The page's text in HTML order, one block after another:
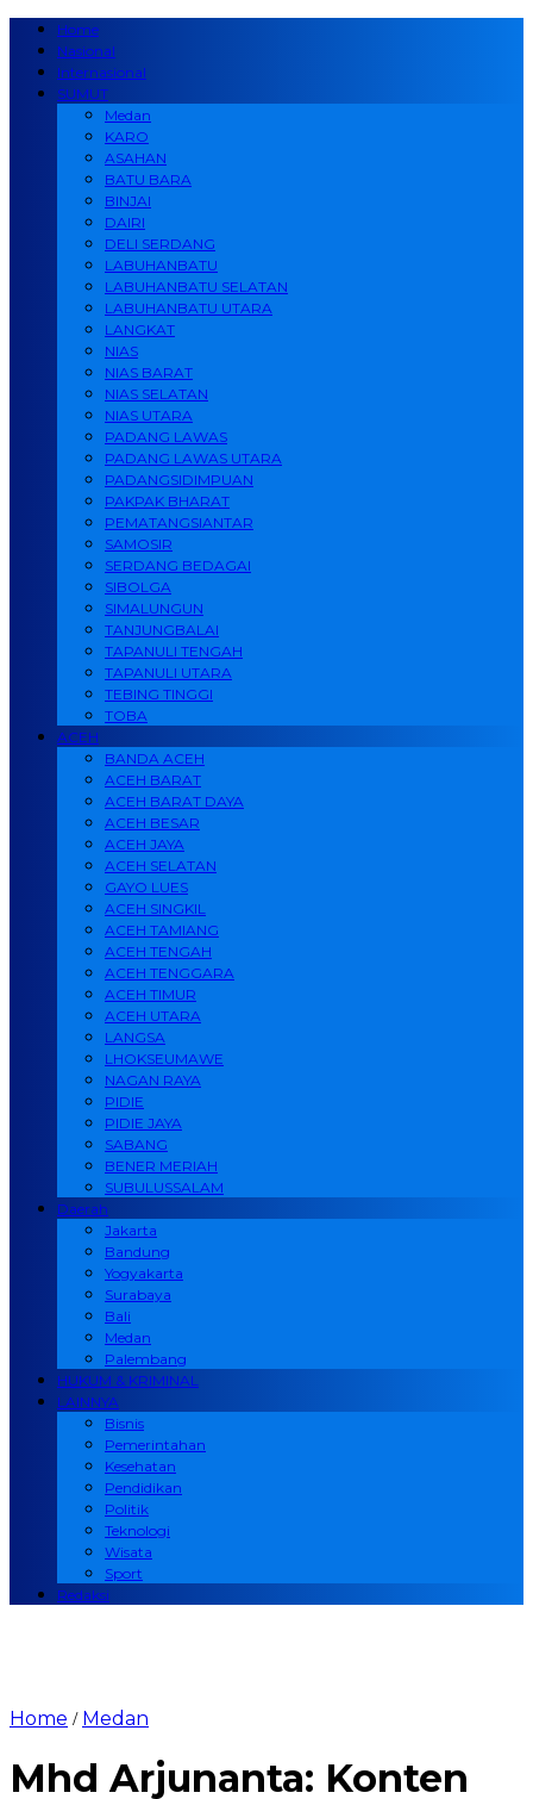
Home
Nasional
Internasional
SUMUT
Medan
KARO
ASAHAN
BATU BARA
BINJAI
DAIRI
DELI SERDANG
LABUHANBATU
LABUHANBATU SELATAN
LABUHANBATU UTARA
LANGKAT
NIAS
NIAS BARAT
NIAS SELATAN
NIAS UTARA
PADANG LAWAS
PADANG LAWAS UTARA
PADANGSIDIMPUAN
PAKPAK BHARAT
PEMATANGSIANTAR
SAMOSIR
SERDANG BEDAGAI
SIBOLGA
SIMALUNGUN
TANJUNGBALAI
TAPANULI TENGAH
TAPANULI UTARA
TEBING TINGGI
TOBA
ACEH
BANDA ACEH
ACEH BARAT
ACEH BARAT DAYA
ACEH BESAR
ACEH JAYA
ACEH SELATAN
GAYO LUES
ACEH SINGKIL
ACEH TAMIANG
ACEH TENGAH
ACEH TENGGARA
ACEH TIMUR
ACEH UTARA
LANGSA
LHOKSEUMAWE
NAGAN RAYA
PIDIE
PIDIE JAYA
SABANG
BENER MERIAH
SUBULUSSALAM
Daerah
Jakarta
Bandung
Yogyakarta
Surabaya
Bali
Medan
Palembang
HUKUM & KRIMINAL
LAINNYA
Bisnis
Pemerintahan
Kesehatan
Pendidikan
Politik
Teknologi
Wisata
Sport
Redaksi
Home / Medan
Mhd Arjunanta: Konten